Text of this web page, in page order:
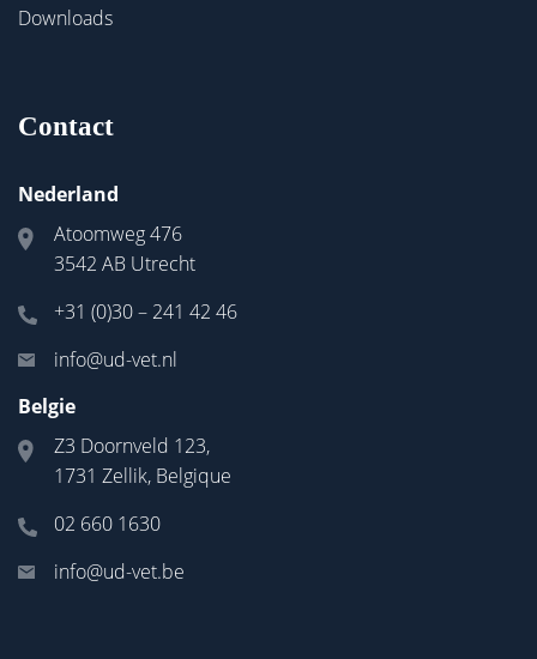
Downloads
Contact
Nederland
Atoomweg 476
3542 AB Utrecht
+31 (0)30 – 241 42 46
info@ud-vet.nl
Belgie
Z3 Doornveld 123,
1731 Zellik, Belgique
02 660 1630
info@ud-vet.be